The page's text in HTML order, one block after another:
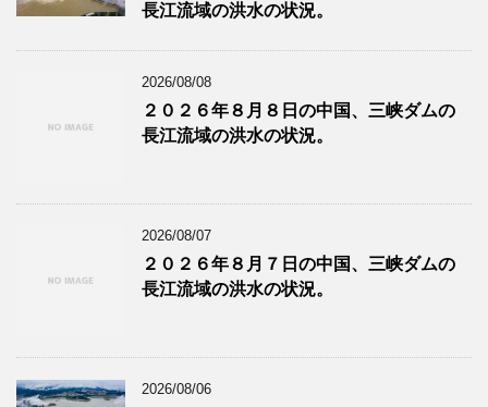
長江流域の洪水の状況。
2026/08/08
２０２６年８月８日の中国、三峡ダムの
長江流域の洪水の状況。
2026/08/07
２０２６年８月７日の中国、三峡ダムの
長江流域の洪水の状況。
2026/08/06